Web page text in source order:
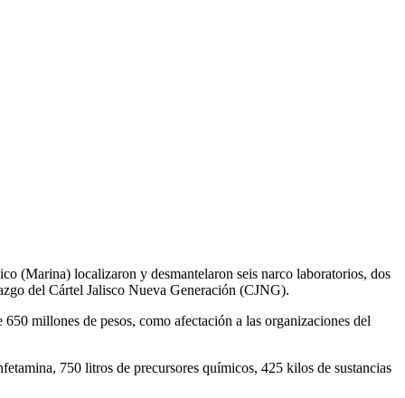
(Marina) localizaron y desmantelaron seis narco laboratorios, dos
del Cártel Jalisco Nueva Generación (CJNG).
millones de pesos, como afectación a las organizaciones del
750 litros de precursores químicos, 425 kilos de sustancias